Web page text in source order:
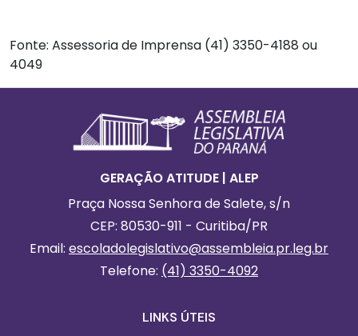
Fonte: Assessoria de Imprensa (41) 3350-4188 ou
4049
Informações Gerais
GERAÇÃO ATITUDE | ALEP
Praça Nossa Senhora de Salete, s/n
CEP: 80530-911 - Curitiba/PR
Email: escoladolegislativo@assembleia.pr.leg.br
Telefone: (41) 3350-4092
LINKS ÚTEIS